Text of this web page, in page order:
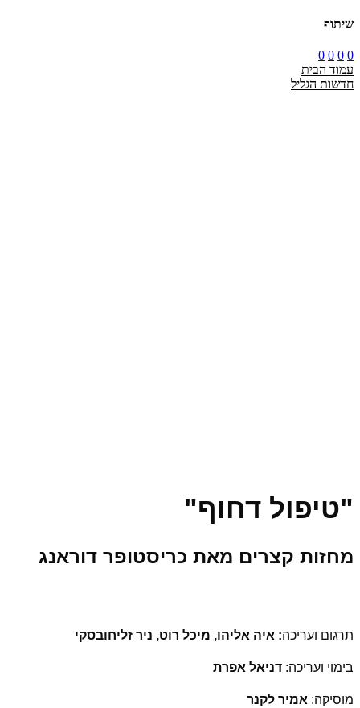
שיתוף
0
0
0
0
עמוד הבית
חדשות הגליל
"טיפול דחוף"
מחזות קצרים מאת כריסטופר דוראנג
תרגום ועריכה: איה אליהו, מיכל רוט, ניר זליחובסקי
בימוי ועריכה: דניאל אפרת
מוסיקה: אמיר לקנר